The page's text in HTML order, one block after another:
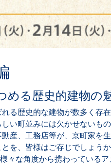
める歴史的建物の
る歴史的な建物が数多く存
い町並みには欠かせないも
産、工務店等が、京町家を
を、皆様はご存じでしょうか
々な角度から携わっているア